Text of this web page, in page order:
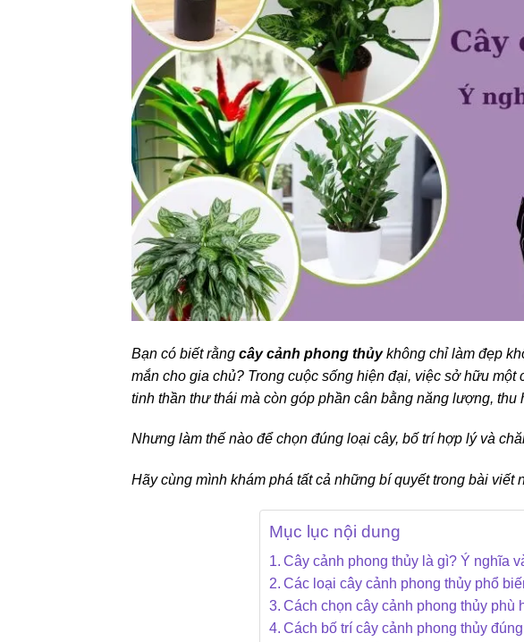
Bạn có biết rằng cây cảnh phong thủykhông chỉ làm đẹp
mắn cho gia chủ? Trong cuộc sống hiện đại, việc sở hữu
tinh thần thư thái mà còn góp phần cân bằng năng lượng,
Nhưng làm thế nào để chọn đúng loại cây, bố trí hợp lý và
Hãy cùng mình khám phá tất cả những bí quyết trong bài viết
Mục lục nội dung
Cây cảnh phong thủy là gì? Ý nghĩa
Các loại cây cảnh phong thủy phổ
Cách chọn cây cảnh phong thủy phù
Cách bố trí cây cảnh phong thủy